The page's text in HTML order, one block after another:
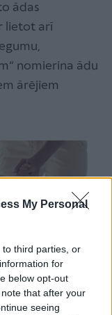
My Personal
third parties, or
for
below opt-out
that after your
seeing
ādas
lietot arī
nomierina ādu
ārējiem